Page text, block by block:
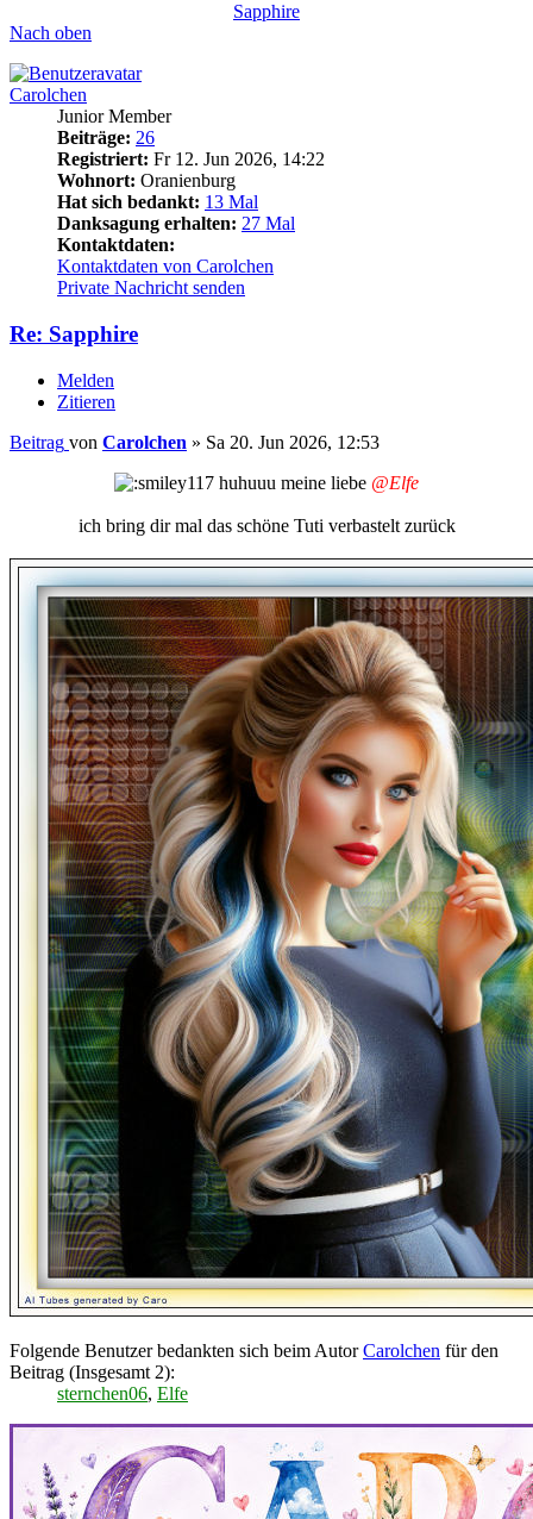
Sapphire
Nach oben
Carolchen
Junior Member
Beiträge: 26
Registriert: Fr 12. Jun 2026, 14:22
Wohnort: Oranienburg
Hat sich bedankt: 13 Mal
Danksagung erhalten: 27 Mal
Kontaktdaten:
Kontaktdaten von Carolchen
Private Nachricht senden
Re: Sapphire
Melden
Zitieren
Beitrag von Carolchen » Sa 20. Jun 2026, 12:53
huhuuu meine liebe @Elfe
ich bring dir mal das schöne Tuti verbastelt zurück
Folgende Benutzer bedankten sich beim AutorCarolchen für den
Beitrag (Insgesamt 2):
sternchen06, Elfe